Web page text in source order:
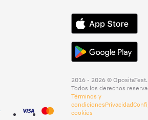
2016 - 2026 © OpositaTest.
Todos los derechos
Términos y
condicionesPrivacidad
cookies